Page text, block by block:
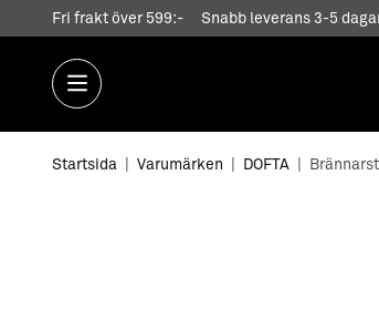
Fri frakt över 599:- Snabb leverans 3-5
Startsida Varumärken DOFTA